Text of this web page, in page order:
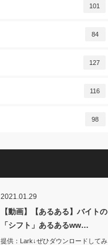
101
84
127
116
98
2021.01.29
【動画】【あるある】バイトの
「シフト」あるあるww…
提供：Lark↓ぜひダウンロードしてみ